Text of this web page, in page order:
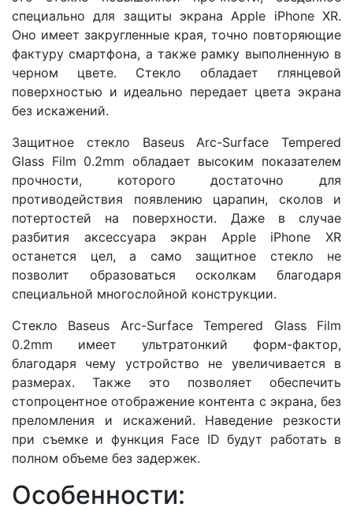
специально для защиты экрана Apple iPhone XR.
Оно имеет закругленные края, точно повторяющие
фактуру смартфона, а также рамку выполненную в
черном цвете. Стекло обладает глянцевой
поверхностью и идеально передает цвета экрана
без искажений.
Защитное стекло Baseus Arc-Surface Tempered
Glass Film 0.2mm обладает высоким показателем
прочности, которого достаточно для
противодействия появлению царапин, сколов и
потертостей на поверхности. Даже в случае
разбития аксессуара экран Apple iPhone XR
останется цел, а само защитное стекло не
позволит образоваться осколкам благодаря
специальной многослойной конструкции.
Стекло Baseus Arc-Surface Tempered Glass Film
0.2mm имеет ультратонкий форм-фактор,
благодаря чему устройство не увеличивается в
размерах. Также это позволяет обеспечить
стопроцентное отображение контента с экрана, без
преломления и искажений. Наведение резкости
при съемке и функция Face ID будут работать в
полном объеме без задержек.
Особенности: